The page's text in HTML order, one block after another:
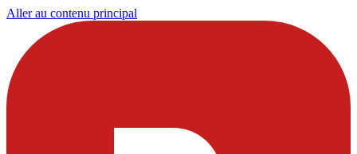
Aller au contenu principal